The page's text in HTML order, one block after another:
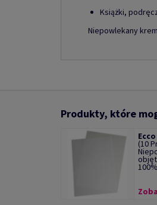
Książki,
Niepowlekany
Produkty, które
(10